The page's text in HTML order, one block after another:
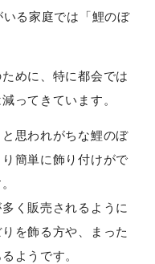
る家庭では「鯉のぼ
めに、特に都会では
ってきています。
思われがちな鯉のぼ
簡単に飾り付けがで
く販売されるように
を飾る方や、まった
ようです。